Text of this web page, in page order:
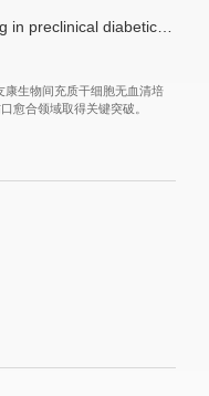
康生物间充质干细胞无血清培
愈合领域取得关键突破。